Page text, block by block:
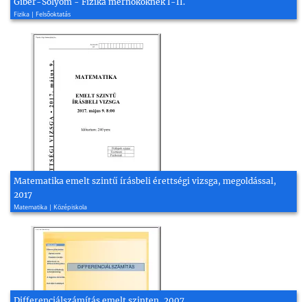
Fizika | Felsőoktatás
Matematika emelt szintű írásbeli érettségi vizsga, megoldással,
2017
Matematika | Középiskola